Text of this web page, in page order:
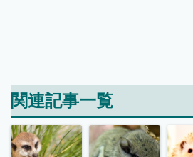
関連記事一覧